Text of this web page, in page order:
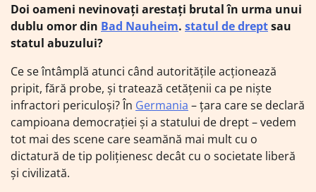
Doi oameni nevinovați arestați brutal în urma unui
dublu omor din Bad Nauheim. statul de dreptsau
statul abuzului?
Ce se întâmplă atunci când autoritățile acționează
pripit, fără probe, și tratează cetățenii ca pe niște
infractori periculoși? În Germania – țara care se declară
campioana democrației și a statului de drept – vedem
tot mai des scene care seamănă mai mult cu o
dictatură de tip polițienesc decât cu o societate liberă
și civilizată.